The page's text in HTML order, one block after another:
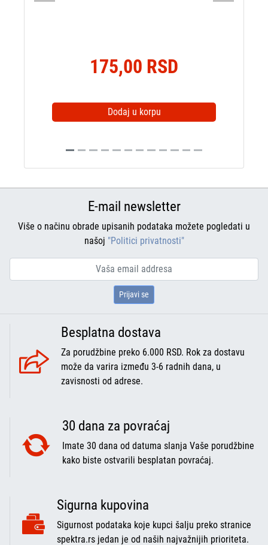
175,00 RSD
Dodaj u korpu
E-mail newsletter
Više o načinu obrade upisanih podataka možete pogledati u
našoj "Politici privatnosti"
Prijavi se
Besplatna dostava
Za porudžbine preko 6.000 RSD. Rok za dostavu
može da varira između 3-6 radnih dana, u
zavisnosti od adrese.
30 dana za povraćaj
Imate 30 dana od datuma slanja Vaše porudžbine
kako biste ostvarili besplatan povraćaj.
Sigurna kupovina
Sigurnost podataka koje kupci šalju preko stranice
spektra.rs jedan je od naših najvažnijih prioriteta.